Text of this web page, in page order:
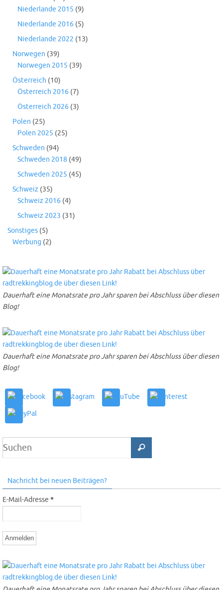
Niederlande 2015 (9)
Niederlande 2016 (5)
Niederlande 2022 (13)
Norwegen (39)
Norwegen 2015 (39)
Österreich (10)
Österreich 2016 (7)
Österreich 2026 (3)
Polen (25)
Polen 2025 (25)
Schweden (94)
Schweden 2018 (49)
Schweden 2025 (45)
Schweiz (35)
Schweiz 2016 (4)
Schweiz 2023 (31)
Sonstiges (5)
Werbung (2)
Dauerhaft eine Monatsrate pro Jahr sparen bei Abschluss über diesen
Blog!
Dauerhaft eine Monatsrate pro Jahr sparen bei Abschluss über diesen
Blog!
Nachricht bei neuen Beiträgen?
E-Mail-Adresse *